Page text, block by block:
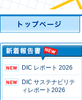
DIC レポート 2026
DIC サステナビリテ
ィレポート2026